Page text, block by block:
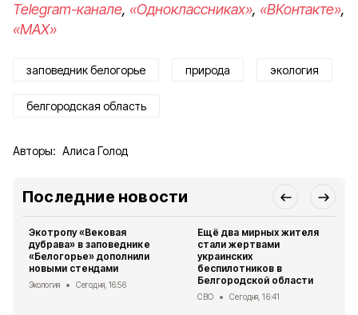
Telegram-канале, «Одноклассниках», «ВКонтакте»,
«MAX»
заповедник белогорье природа экология
белгородская область
Авторы: Алиса Голод
Последние новости
Экотропу «Вековая
дубрава» в заповеднике
«Белогорье» дополнили
новыми стендами
Экология Сегодня, 16:56
Ещё два мирных жителя
стали жертвами
украинских
беспилотников в
Белгородской области
СВО Сегодня, 16:41